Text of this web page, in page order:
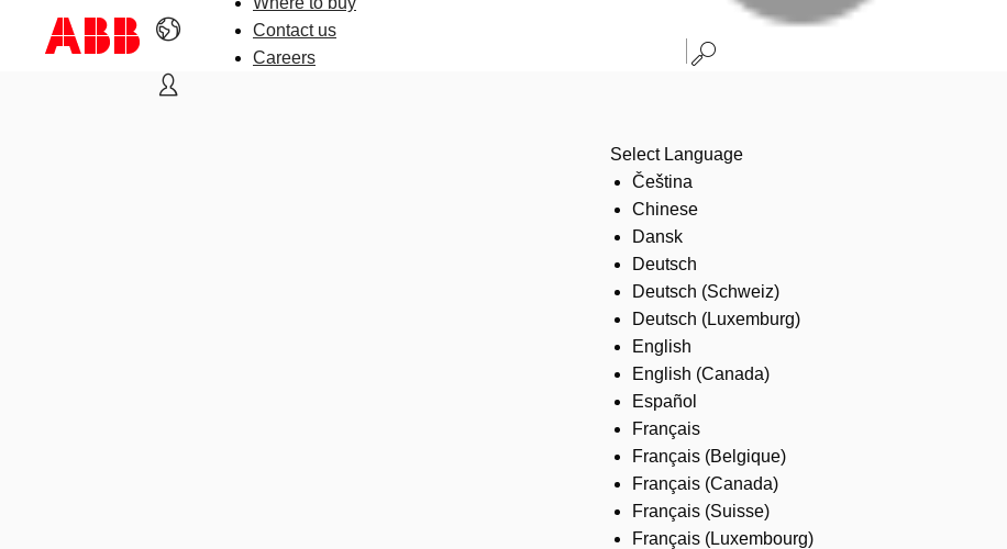
Contact us
Careers
Select Language
Čeština
Chinese
Dansk
Deutsch
Deutsch (Schweiz)
Deutsch (Luxemburg)
English
English (Canada)
Español
Français
Français (Belgique)
Français (Canada)
Français (Suisse)
Français (Luxembourg)